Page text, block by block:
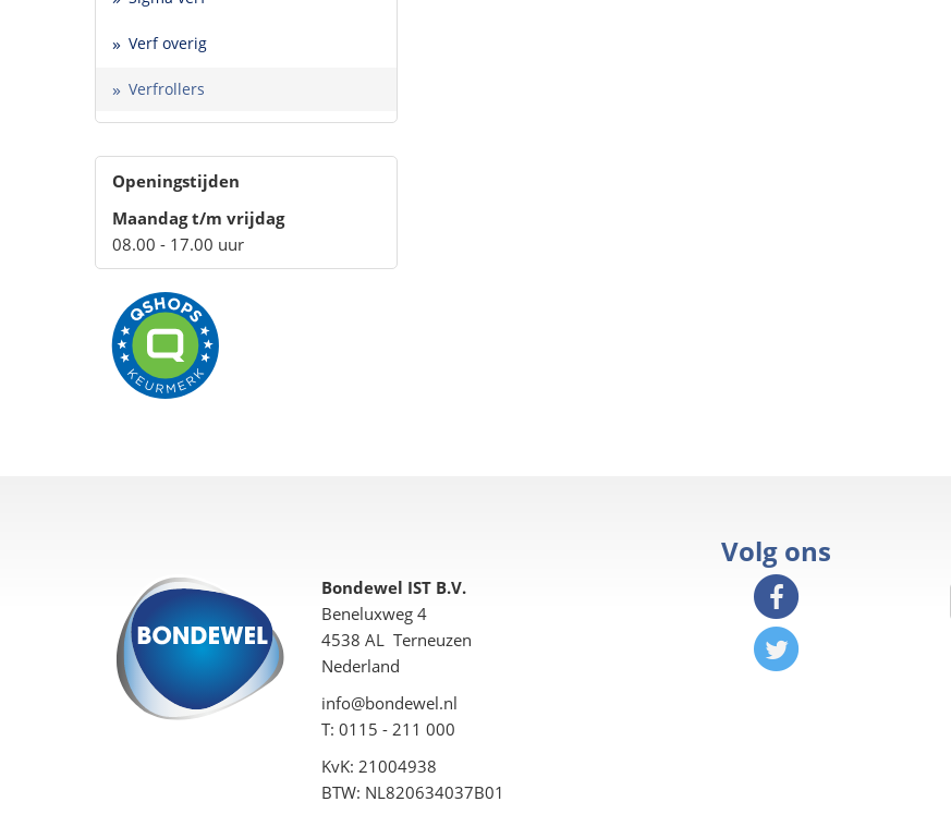
Verf overig
Verfrollers
Openingstijden
Maandag t/m vrijdag
08.00 - 17.00 uur
Bondewel IST B.V.
Beneluxweg 4
4538 AL Terneuzen
Nederland
info@bondewel.nl
T: 0115 - 211 000
KvK: 21004938
BTW: NL820634037B01
Volg ons